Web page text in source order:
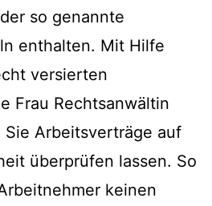
so genannte
enthalten. Mit Hilfe
versierten
Frau Rechtsanwältin
Arbeitsverträge auf
überprüfen lassen. So
keinen